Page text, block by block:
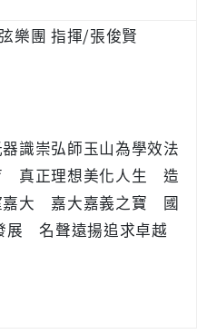
樂團 指揮/張俊賢
識崇弘師玉山為學效法
真正理想美化人生 造
嘉大 嘉大嘉義之寶 國
展 名聲遠揚追求卓越